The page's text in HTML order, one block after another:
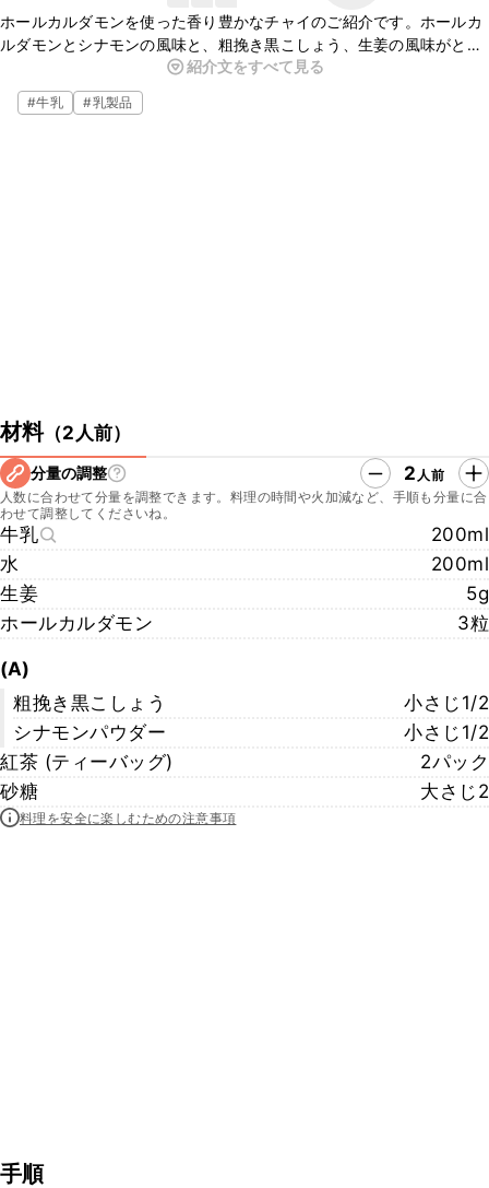
ホールカルダモンを使った香り豊かなチャイのご紹介です。ホールカ
ルダモンとシナモンの風味と、粗挽き黒こしょう、生姜の風味がとて
もよく合い、スパイシーな味わいがクセになるおいしさですよ。おも
てなしにも喜ばれますのでぜひ、お試しくださいね。
紹介文をすべて見る
#牛乳 #乳製品
材料（2人前）
分量の調整 2 人前
人数に合わせて分量を調整できます。料理の時間や火加減など、手順も分量に合
わせて調整してくださいね。
牛乳
200ml
水
200ml
生姜
5g
ホールカルダモン
3粒
(A)
粗挽き黒こしょう
小さじ1/2
シナモンパウダー
小さじ1/2
紅茶 (ティーバッグ)
2パック
砂糖
大さじ2
料理を安全に楽しむための注意事項
手順